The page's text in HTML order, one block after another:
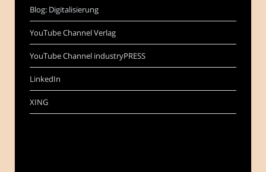
Blog: Digitalisierung
YouTube Channel Verlag
YouTube Channel industryPRESS
LinkedIn
XING